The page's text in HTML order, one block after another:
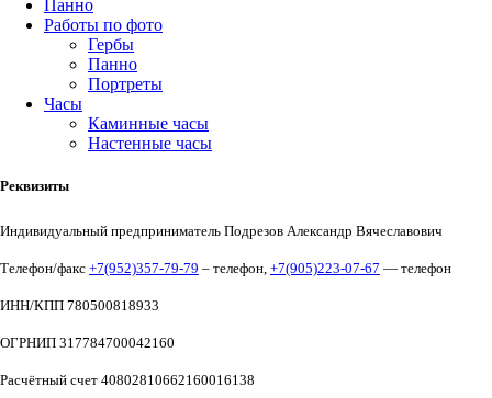
Панно
Работы по фото
Гербы
Панно
Портреты
Часы
Каминные часы
Настенные часы
Реквизиты
Индивидуальный предприниматель Подрезов Александр Вячеславович
Телефон/факс +7(952)357-79-79 – телефон, +7(905)223-07-67 — телефон
ИНН/КПП 780500818933
ОГРНИП 317784700042160
Расчётный счет 40802810662160016138